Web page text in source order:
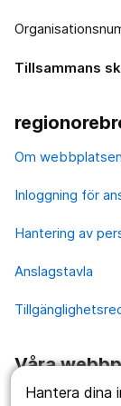
Hantera dina
Tillsammans
Om webbplatsen
Inloggning för
Hantering av
Anslagstavla
Våra
1177.se